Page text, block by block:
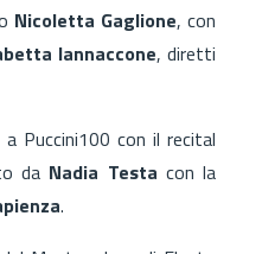
Nicoletta Gaglione, con
lannaccone, diretti
Puccini100 con il recital
da Nadia Testa con la
.